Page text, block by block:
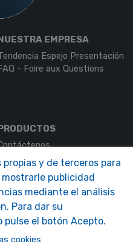
EMPRESA
Espejo Presentación
FAQ - Foire aux Questions
y de terceros para
publicidad
mediante el análisis
Para dar su
pulse el botón Acepto.
cookies